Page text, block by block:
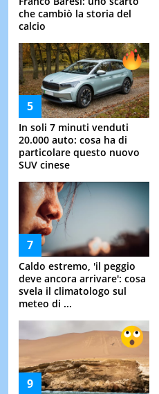
che cambiò la storia del
calcio
In soli 7 minuti venduti
20.000 auto: cosa ha di
particolare questo nuovo
SUV cinese
Caldo estremo, 'il peggio
deve ancora arrivare': cosa
svela il climatologo sul
meteo di ...